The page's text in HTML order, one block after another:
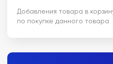
Добавления товара в
по покупке данного товара